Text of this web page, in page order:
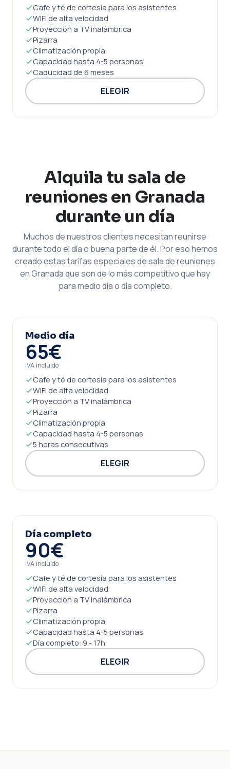
Cafe y té de cortesía para los asistentes
WIFI de alta velocidad
Proyección a TV inalámbrica
Pizarra
Climatización propia
Capacidad hasta 4-5 personas
Caducidad de 6 meses
ELEGIR
Alquila tu sala de
reuniones en Granada
durante un día
Muchos de nuestros clientes necesitan reunirse
durante todo el día o buena parte de él. Por eso hemos
creado estas tarifas especiales de sala de reuniones
en Granada que son de lo más competitivo que hay
para medio día o día completo.
Medio día
65€
IVA incluido
Cafe y té de cortesía para los asistentes
WIFI de alta velocidad
Proyección a TV inalámbrica
Pizarra
Climatización propia
Capacidad hasta 4-5 personas
5 horas consecutivas
ELEGIR
Día completo
90€
IVA incluido
Cafe y té de cortesía para los asistentes
WIFI de alta velocidad
Proyección a TV inalámbrica
Pizarra
Climatización propia
Capacidad hasta 4-5 personas
Día completo: 9 - 17h
ELEGIR